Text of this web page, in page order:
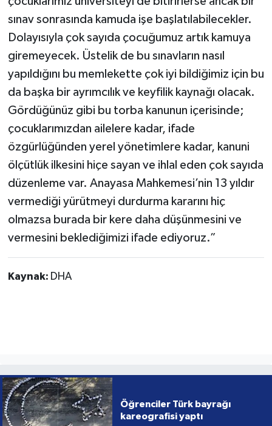
sınav sonrasında kamuda işe başlatılabilecekler.
Dolayısıyla çok sayıda çocuğumuz artık kamuya
giremeyecek. Üstelik de bu sınavların nasıl
yapıldığını bu memlekette çok iyi bildiğimiz için bu
da başka bir ayrımcılık ve keyfilik kaynağı olacak.
Gördüğünüz gibi bu torba kanunun içerisinde;
çocuklarımızdan ailelere kadar, ifade
özgürlüğünden yerel yönetimlere kadar, kanuni
ölçütlük ilkesini hiçe sayan ve ihlal eden çok sayıda
düzenleme var. Anayasa Mahkemesi’nin 13 yıldır
vermediği yürütmeyi durdurma kararını hiç
olmazsa burada bir kere daha düşünmesini ve
vermesini beklediğimizi ifade ediyoruz.”
Kaynak: DHA
Öğrenciler Türk bayrağı
kareografisi yaptı